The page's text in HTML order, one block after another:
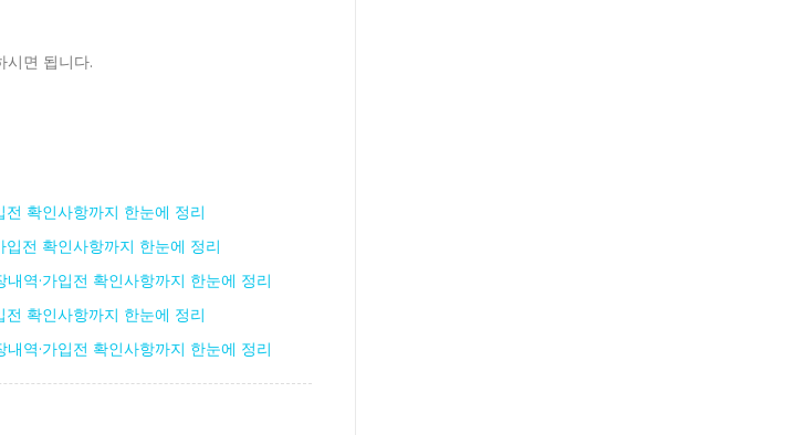
시면 됩니다.
전 확인사항까지 한눈에 정리
입전 확인사항까지 한눈에 정리
역·가입전 확인사항까지 한눈에 정리
전 확인사항까지 한눈에 정리
역·가입전 확인사항까지 한눈에 정리